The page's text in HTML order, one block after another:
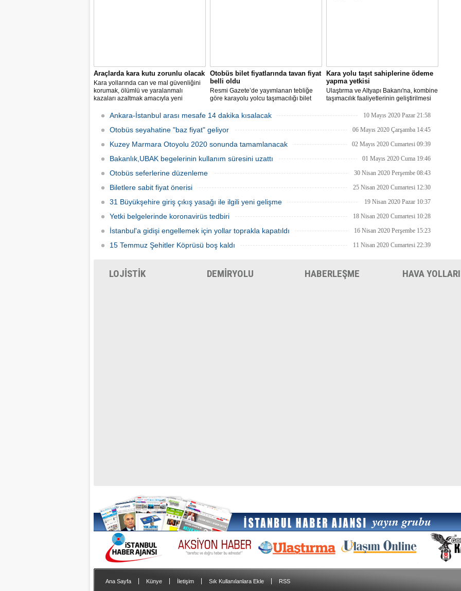
Araçlarda kara kutu zorunlu olacak
Kara yollarında can ve mal güvenliğini
korumak, ölümlü ve yaralanmalı
kazaları azaltmak amacıyla yeni
güvenlik sistemlerine ilişkin esaslar
Otobüs bilet fiyatlarında tavan fiyat
belli oldu
Resmi Gazete’de yayımlanan tebliğe
göre karayolu yolcu taşımacılığı bilet
kilometre mesafede taban yolcu
kilometre ve üzeri mesafede alınacak
Kara yolu taşıt sahiplerine ödeme
yapma yetkisi
Ulaştırma ve Altyapı Bakanı'na, kombine
taşımacılık faaliyetlerinin geliştirilmesi
kara yolu taşıtlarının sahiplerine döner
yetkisi verildi.
Ankara-İstanbul arası mesafe 14 dakika kısalacak 10 Mayıs 2020 Pazar 21:58
Otobüs seyahatine "baz fiyat" geliyor 06 Mayıs 2020 Çarşamba 14:45
Kuzey Marmara Otoyolu 2020 sonunda tamamlanacak 02 Mayıs 2020 Cumartesi 09:39
Bakanlık,UBAK begelerinin kullanım süresini uzattı 01 Mayıs 2020 Cuma 19:46
Otobüs seferlerine düzenleme 30 Nisan 2020 Perşembe 08:43
Biletlere sabit fiyat önerisi 25 Nisan 2020 Cumartesi 12:30
31 Büyükşehire giriş çıkış yasağı ile ilgili yeni gelişme 19 Nisan 2020 Pazar 10:37
Yetki belgelerinde koronavirüs tedbiri 18 Nisan 2020 Cumartesi 10:28
İstanbul'a gidişi engellemek için yollar toprakla kapatıldı 16 Nisan 2020 Perşembe 15:23
15 Temmuz Şehitler Köprüsü boş kaldı 11 Nisan 2020 Cumartesi 22:39
LOJİSTİK DEMİRYOLU HABERLEŞME HAVA YOLLARI
Ana Sayfa Künye İletişim Sık Kullanılanlara Ekle RSS